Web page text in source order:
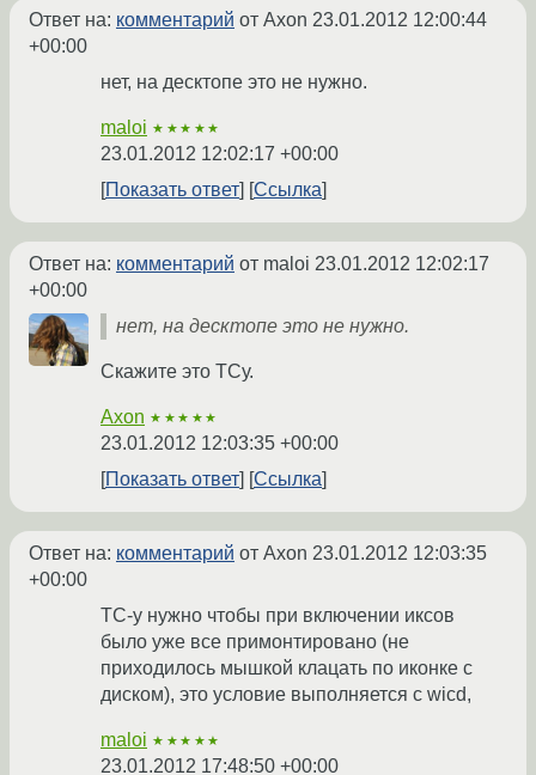
Ответ на: комментарий от Axon 23.01.2012 12:00:44
+00:00
нет, на десктопе это не нужно.
maloi ★★★★★
23.01.2012 12:02:17 +00:00
Показать ответ
Ссылка
Ответ на: комментарий от maloi 23.01.2012 12:02:17
+00:00
нет, на десктопе это не нужно.
Скажите это ТСу.
Axon ★★★★★
23.01.2012 12:03:35 +00:00
Показать ответ
Ссылка
Ответ на: комментарий от Axon 23.01.2012 12:03:35
+00:00
ТС-у нужно чтобы при включении иксов
было уже все примонтировано (не
приходилось мышкой клацать по иконке с
диском), это условие выполняется с wicd,
maloi ★★★★★
23.01.2012 17:48:50 +00:00